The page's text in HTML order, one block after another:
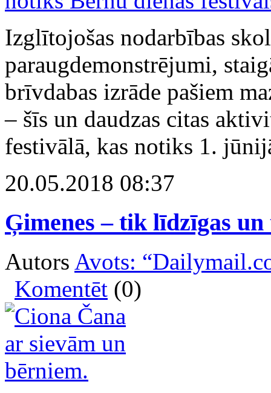
Izglītojošas nodarbības
paraugdemonstrējumi,
brīvdabas izrāde pašiem
– šīs un daudzas citas
festivālā, kas notiks 1.
20.05.2018 08:37
Ģimenes – tik līdzīgas
Autors Avots:
Komentēt (0)